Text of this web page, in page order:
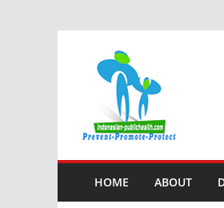
HOME ABOUT